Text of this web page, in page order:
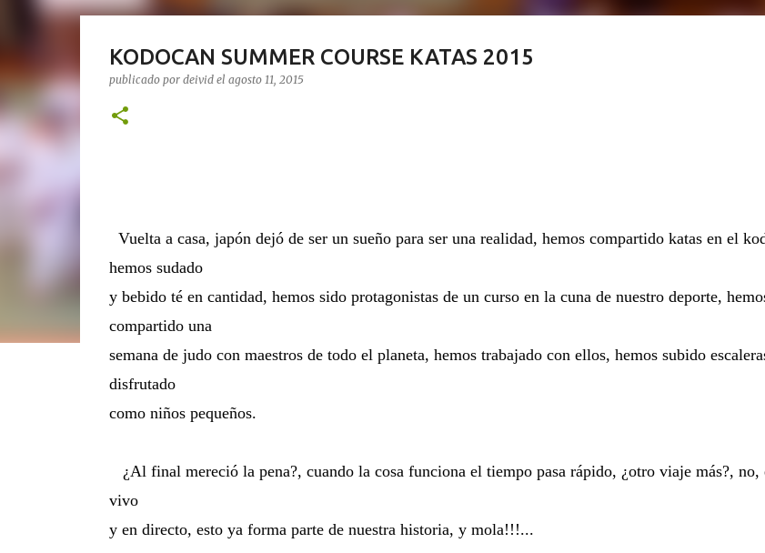
KODOCAN SUMMER COURSE KATAS 2015
publicado por deivid el agosto 11, 2015
hemos sudado
y bebido té en cantidad, hemos sido protagonistas de un curso en la cuna de nuestro deporte,
compartido una
semana de judo con maestros de todo el planeta, hemos trabajado con ellos, hemos subido
disfrutado
como niños pequeños.
vivo
y en directo, esto ya forma parte de nuestra historia, y mola!!!...